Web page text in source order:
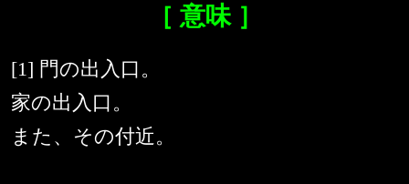
［ 意味 ］
[1] 門の出入口。
家の出入口。
また、その付近。